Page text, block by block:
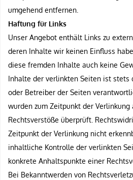
umgehend entfernen.
Haftung für Links
Unser Angebot enthält Links zu
deren Inhalte wir keinen Einfluss
diese fremden Inhalte auch keine
Inhalte der verlinkten Seiten ist stets
oder Betreiber der Seiten
wurden zum Zeitpunkt der Verlinkung
Rechtsverstöße überprüft.
Zeitpunkt der Verlinkung nicht
inhaltliche Kontrolle der verlinkten
konkrete Anhaltspunkte einer
Bei Bekanntwerden von